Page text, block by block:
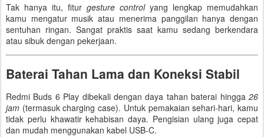
Tak hanya itu, fitur gesture controlyang lengkap memudahkan
kamu mengatur musik atau menerima panggilan hanya dengan
sentuhan ringan. Sangat praktis saat kamu sedang berkendara
atau sibuk dengan pekerjaan.
Baterai Tahan Lama dan Koneksi Stabil
Redmi Buds 6 Play dibekali dengan daya tahan baterai hingga 26
jam (termasuk charging case). Untuk pemakaian sehari-hari, kamu
tidak perlu khawatir kehabisan daya. Pengisian ulang juga cepat
dan mudah menggunakan kabel USB-C.